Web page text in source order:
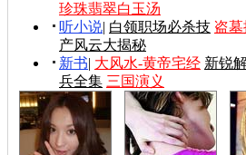
珍珠翡翠白玉汤
听小说| 白领职场必杀技 盗
产风云大揭秘
新书| 大风水-黄帝宅经 新锐
兵全集 三国演义